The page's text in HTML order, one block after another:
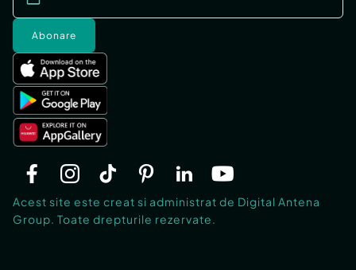
Abonare
Acest site este creat si administrat de Digital Antena
Group. Toate drepturile rezervate.